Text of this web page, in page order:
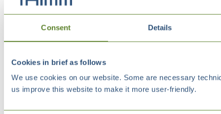
Consent Details
Cookies in brief as follows
We use cookies on our website. Some are necessary
us improve this website to make it more user-friendly.